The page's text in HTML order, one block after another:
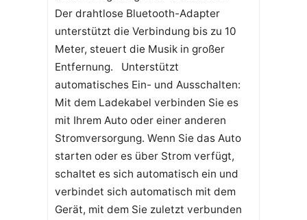
Der drahtlose Bluetooth-Adapter
unterstützt die Verbindung bis zu 10
Meter, steuert die Musik in großer
Entfernung. Unterstützt
automatisches Ein- und Ausschalten:
Mit dem Ladekabel verbinden Sie es
mit Ihrem Auto oder einer anderen
Stromversorgung. Wenn Sie das Auto
starten oder es über Strom verfügt,
schaltet es sich automatisch ein und
verbindet sich automatisch mit dem
Gerät, mit dem Sie zuletzt verbunden